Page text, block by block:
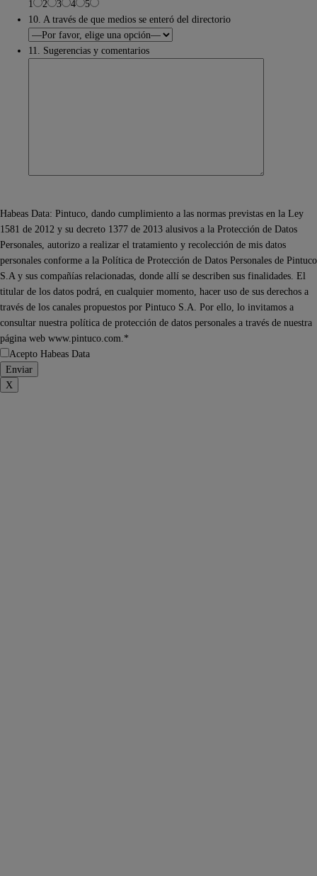
1
2 3 4
5
10. A través de que medios se enteró del directorio
11. Sugerencias y comentarios
Habeas Data: Pintuco, dando cumplimiento a las normas previstas en la Ley
1581 de 2012 y su decreto 1377 de 2013 alusivos a la Protección de Datos
Personales, autorizo a realizar el tratamiento y recolección de mis datos
personales conforme a la Política de Protección de Datos Personales de Pintuco
S.A y sus compañías relacionadas, donde allí se describen sus finalidades. El
titular de los datos podrá, en cualquier momento, hacer uso de sus derechos a
través de los canales propuestos por Pintuco S.A. Por ello, lo invitamos a
consultar nuestra política de protección de datos personales a través de nuestra
página web www.pintuco.com.*
Acepto Habeas Data
X